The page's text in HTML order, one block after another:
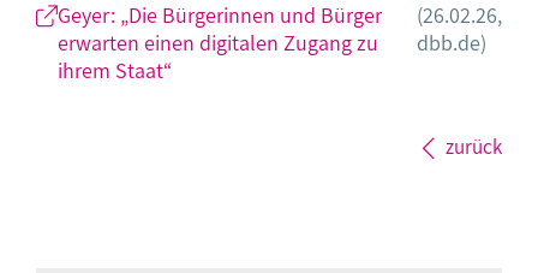
Geyer: „Die Bürgerinnen und Bürger
erwarten einen digitalen Zugang zu
ihrem Staat“
(26.02.26,
dbb.de)
zurück